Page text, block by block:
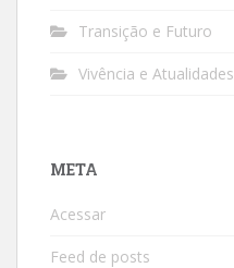
Transição e Futuro
Vivência e Atualidades
META
Acessar
Feed de posts